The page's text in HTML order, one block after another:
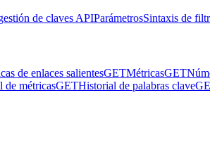
de claves APIParámetrosSintaxis de
de enlaces salientesGETMétricasGET
de métricasGETHistorial de palabras clave